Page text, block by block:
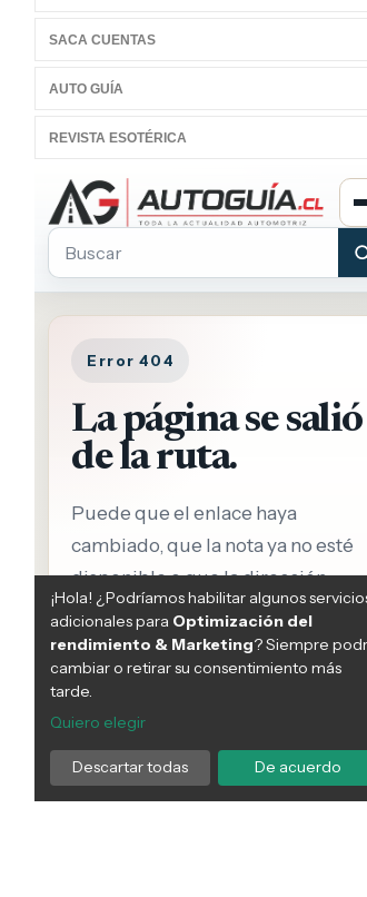
SACA CUENTAS
AUTO GUÍA
REVISTA ESOTÉRICA